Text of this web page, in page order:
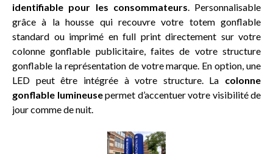
identifiable pour les consommateurs. Personnalisable
grâce à la housse qui recouvre votre totem gonflable
standard ou imprimé en full print directement sur votre
colonne gonflable publicitaire, faites de votre structure
gonflable la représentation de votre marque. En option, une
LED peut être intégrée à votre structure. La colonne
gonflable lumineusepermet d’accentuer votre visibilité de
jour comme de nuit.